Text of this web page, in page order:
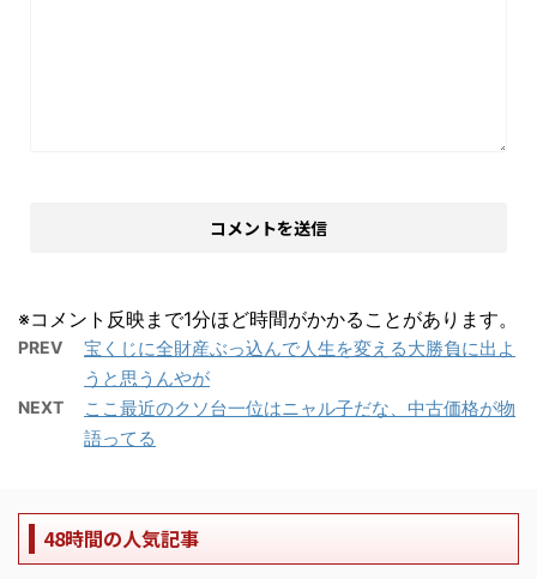
※コメント反映まで1分ほど時間がかかることがあります。
PREV
宝くじに全財産ぶっ込んで人生を変える大勝負に出よ
うと思うんやが
NEXT
ここ最近のクソ台一位はニャル子だな、中古価格が物
語ってる
48時間の人気記事